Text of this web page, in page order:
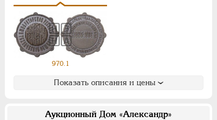
970.1
Показать описания и цены
Аукционный Дом «Александр»
Цифры
2 7
СЕРИИ МЕДАЛЕЙ 1600-1881